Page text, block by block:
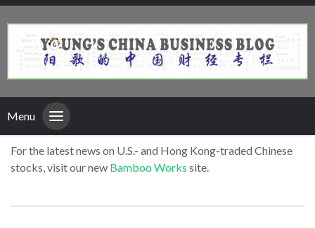
Menu
For the latest news on U.S.- and Hong Kong-traded Chinese
stocks, visit our new Bamboo Works site.